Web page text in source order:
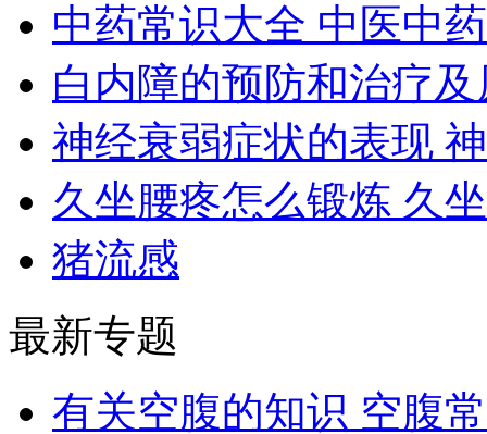
中药常识大全 中医中
白内障的预防和治疗
神经衰弱症状的表现
久坐腰疼怎么锻炼 久
猪流感
最新专题
有关空腹的知识 空腹